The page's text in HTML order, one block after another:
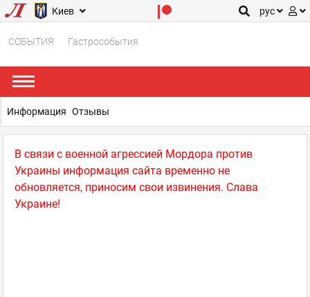
Киев рус
СОБЫТИЯ Гастрособытия
В связи с военной агрессией Мордора против
Украины информация сайта временно не
обновляется, приносим свои извинения. Слава
Украине!
Информация Отзывы